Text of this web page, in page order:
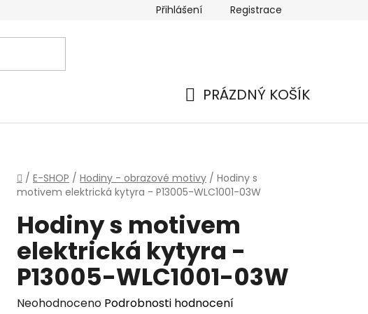
Přihlášení Registrace
PRÁZDNÝ KOŠÍK
Domů
/ E-SHOP / Hodiny - obrazové motivy / Hodiny s
motivem elektrická kytyra - P13005-WLC1001-03W
Hodiny s motivem
elektrická kytyra -
P13005-WLC1001-03W
Průměrné
Neohodnoceno Podrobnosti hodnocení